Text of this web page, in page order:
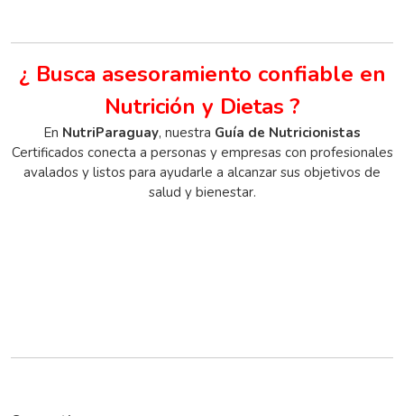
¿ Busca asesoramiento confiable en
Nutrición y Dietas ?
En NutriParaguay, nuestra Guía de Nutricionistas
Certificados conecta a personas y empresas con profesionales
avalados y listos para ayudarle a alcanzar sus objetivos de
salud y bienestar.